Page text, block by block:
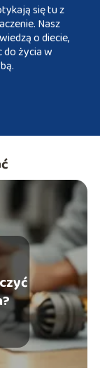
się tu z
Nasz
o diecie,
do życia w